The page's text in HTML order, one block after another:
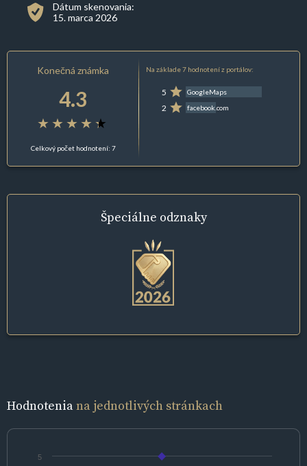
Dátum skenovania:
15. marca 2026
Konečná známka
4.3
Celkový počet hodnotení: 7
Na základe 7 hodnotení z portálov:
5 GoogleMaps
2 facebook.com
Špeciálne odznaky
Hodnoteniana jednotlivých stránkach
5